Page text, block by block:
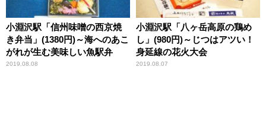
小淵沢駅「信州味噌の西京焼
き弁当」(1380円)～海へのあこ
がれが生む美味しい魚駅弁
2019.08.08
小淵沢駅「八ヶ岳高原の鶏め
し」(980円)～じつはアツい！
身延線の花火大会
2019.08.07